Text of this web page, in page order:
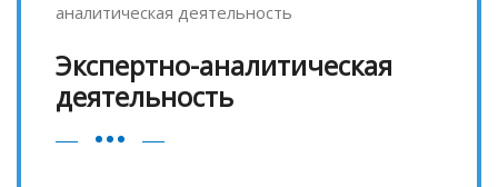
аналитическая деятельность
Экспертно-аналитическая
деятельность